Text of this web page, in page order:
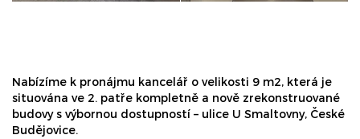
Nabízíme k pronájmu kancelář o velikosti 9 m2, která je
situována ve 2. patře kompletně a nově zrekonstruované
budovy s výbornou dostupností – ulice U Smaltovny, České
Budějovice.